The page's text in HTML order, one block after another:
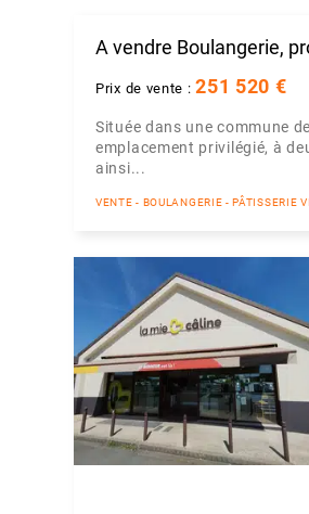
A vendre Boulangerie,
Prix de vente :251 520 €
Située dans une commune
emplacement privilégié, à
ainsi...
VENTE - BOULANGERIE - PÂTISSERIE